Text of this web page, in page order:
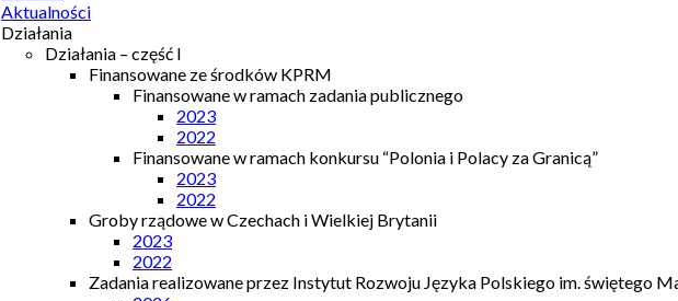
Aktualności
Działania
Działania – część I
Finansowane ze środków KPRM
Finansowane w ramach zadania publicznego
2023
2022
Finansowane w ramach konkursu “Polonia i Polacy za Granicą”
2023
2022
Groby rządowe w Czechach i Wielkiej Brytanii
2023
2022
Zadania realizowane przez Instytut Rozwoju Języka Polskiego im. świętego